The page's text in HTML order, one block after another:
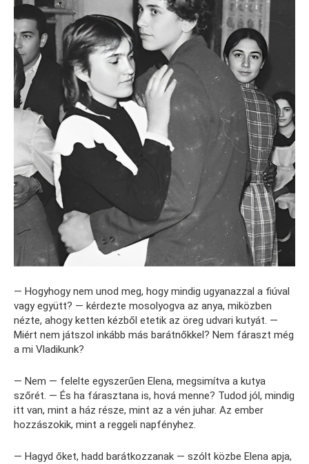
— Hogyhogy nem unod meg, hogy mindig ugyanazzal a fiúval
vagy együtt? — kérdezte mosolyogva az anya, miközben
nézte, ahogy ketten kézből etetik az öreg udvari kutyát. —
Miért nem játszol inkább más barátnőkkel? Nem fáraszt még
a mi Vladikunk?
— Nem — felelte egyszerűen Elena, megsimítva a kutya
szőrét. — És ha fárasztana is, hová menne? Tudod jól, mindig
itt van, mint a ház része, mint az a vén juhar. Az ember
hozzászokik, mint a reggeli napfényhez.
— Hagyd őket, hadd barátkozzanak — szólt közbe Elena apja,